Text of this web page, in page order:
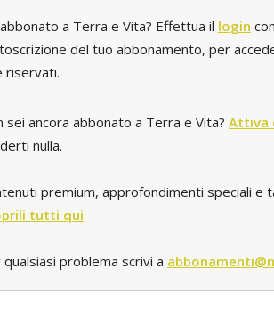
a Terra e Vita? Effettua il login
del tuo abbonamento, per
riservati.
sei ancora abbonato a Terra e Vita? Attiva
nulla.
premium, approfondimenti speciali e
tutti qui
qualsiasi problema scrivi a